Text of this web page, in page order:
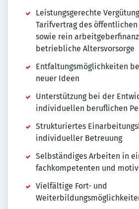
Leistungsgerechte
Tarifvertrag des öffentlichen
sowie rein
betriebliche Altersvorsorge
Entfaltungsmöglichkeiten
neuer Ideen
Unterstützung bei der
individuellen beruflichen
Strukturiertes
individueller Betreuung
Selbständiges Arbeiten in
fachkompetenten und
Vielfältige Fort- und